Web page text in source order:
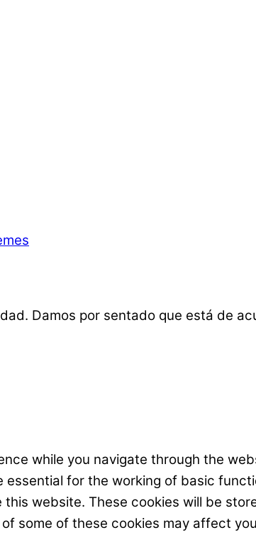
Damos por sentado que está de
while you navigate through the
for the working of basic
website. These cookies will be
some of these cookies may affect